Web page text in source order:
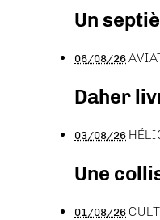
Un
06/08/26
Daher
03/08/26
Une
01/08/26